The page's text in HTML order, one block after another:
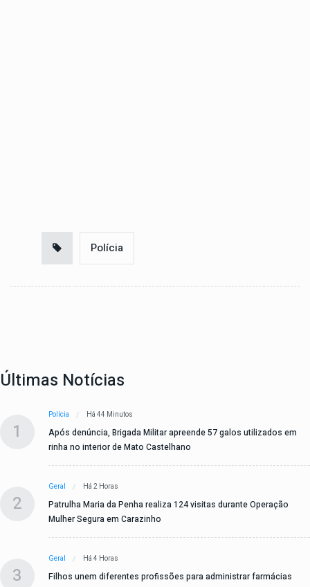
Polícia
Últimas Notícias
1
Polícia Há 44 Minutos
Após denúncia, Brigada Militar apreende 57 galos utilizados em
rinha no interior de Mato Castelhano
2
Geral Há 2 Horas
Patrulha Maria da Penha realiza 124 visitas durante Operação
Mulher Segura em Carazinho
3
Geral Há 4 Horas
Filhos unem diferentes profissões para administrar farmácias